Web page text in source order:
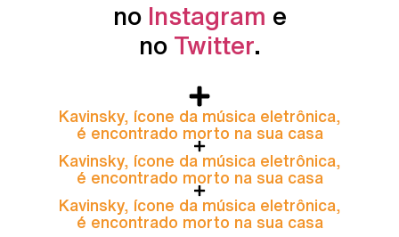
no Instagram e
no Twitter.
Kavinsky, ícone da música eletrônica,
é encontrado morto na sua casa
Kavinsky, ícone da música eletrônica,
é encontrado morto na sua casa
Kavinsky, ícone da música eletrônica,
é encontrado morto na sua casa